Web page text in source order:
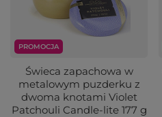
PROMOCJA
Świeca zapachowa w
metalowym puzderku z
dwoma knotami Violet
Patchouli Candle-lite 177 g